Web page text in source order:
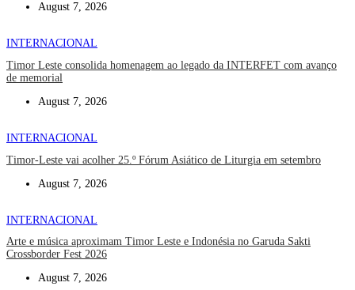
August 7, 2026
INTERNACIONAL
Timor Leste consolida homenagem ao legado da INTERFET com avanço
de memorial
August 7, 2026
INTERNACIONAL
Timor-Leste vai acolher 25.º Fórum Asiático de Liturgia em setembro
August 7, 2026
INTERNACIONAL
Arte e música aproximam Timor Leste e Indonésia no Garuda Sakti
Crossborder Fest 2026
August 7, 2026